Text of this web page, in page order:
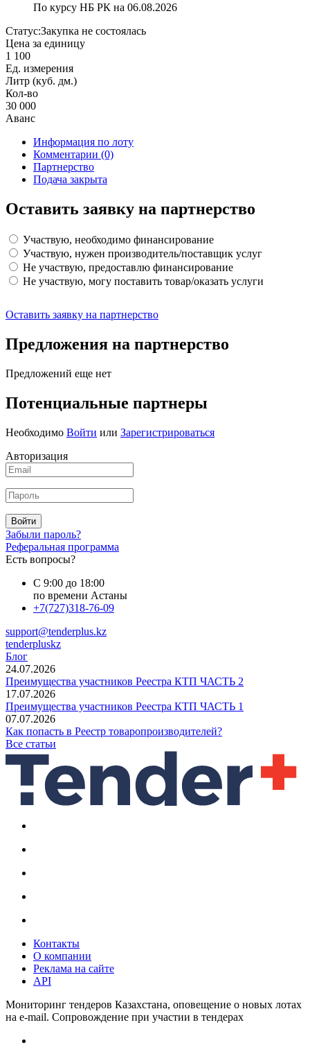
По курсу НБ РК на 06.08.2026
Статус:Закупка не состоялась
Цена за единицу
1 100
Ед. измерения
Литр (куб. дм.)
Кол-во
30 000
Аванс
Информация по лоту
Комментарии (0)
Партнерство
Подача закрыта
Оставить заявку на партнерство
Участвую, необходимо финансирование
Участвую, нужен производитель/поставщик услуг
Не участвую, предоставлю финансирование
Не участвую, могу поставить товар/оказать услуги
Оставить заявку на партнерство
Предложения на партнерство
Предложений еще нет
Потенциальные партнеры
Необходимо Войти или Зарегистрироваться
Авторизация
Войти
Забыли пароль?
Реферальная программа
Есть вопросы?
С 9:00 до 18:00
по времени Астаны
+7(727)318-76-09
support@tenderplus.kz
tenderpluskz
Блог
24.07.2026
Преимущества участников Реестра КТП ЧАСТЬ 2
17.07.2026
Преимущества участников Реестра КТП ЧАСТЬ 1
07.07.2026
Как попасть в Реестр товаропроизводителей?
Все статьи
Контакты
О компании
Реклама на сайте
API
Мониторинг тендеров Казахстана, оповещение о новых лотах
на e-mail. Сопровождение при участии в тендерах